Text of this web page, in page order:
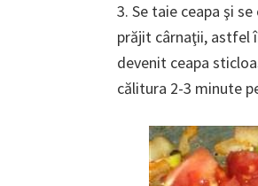
3. Se taie ceapa şi
prăjit cârnaţii, astfel
devenit ceapa
călitura 2-3 minute